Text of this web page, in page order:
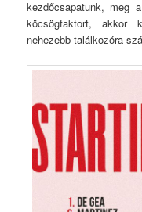
kezdőcsapatunk, meg
köcsögfaktort, akkor
nehezebb találkozóra